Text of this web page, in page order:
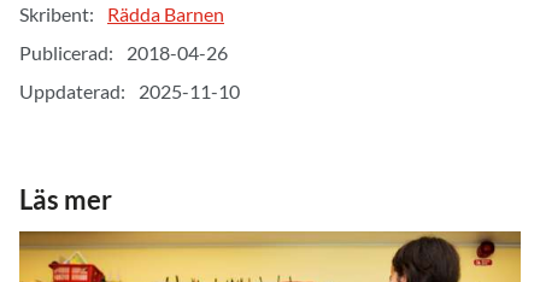
Skribent:
Rädda Barnen
Publicerad:
2018-04-26
Uppdaterad:
2025-11-10
Läs mer